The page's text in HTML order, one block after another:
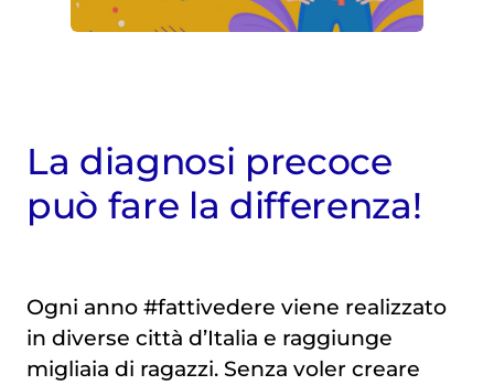
La diagnosi precoce
può fare la differenza!
Ogni anno #fattivedere viene realizzato
in diverse città d’Italia e raggiunge
migliaia di ragazzi. Senza voler creare